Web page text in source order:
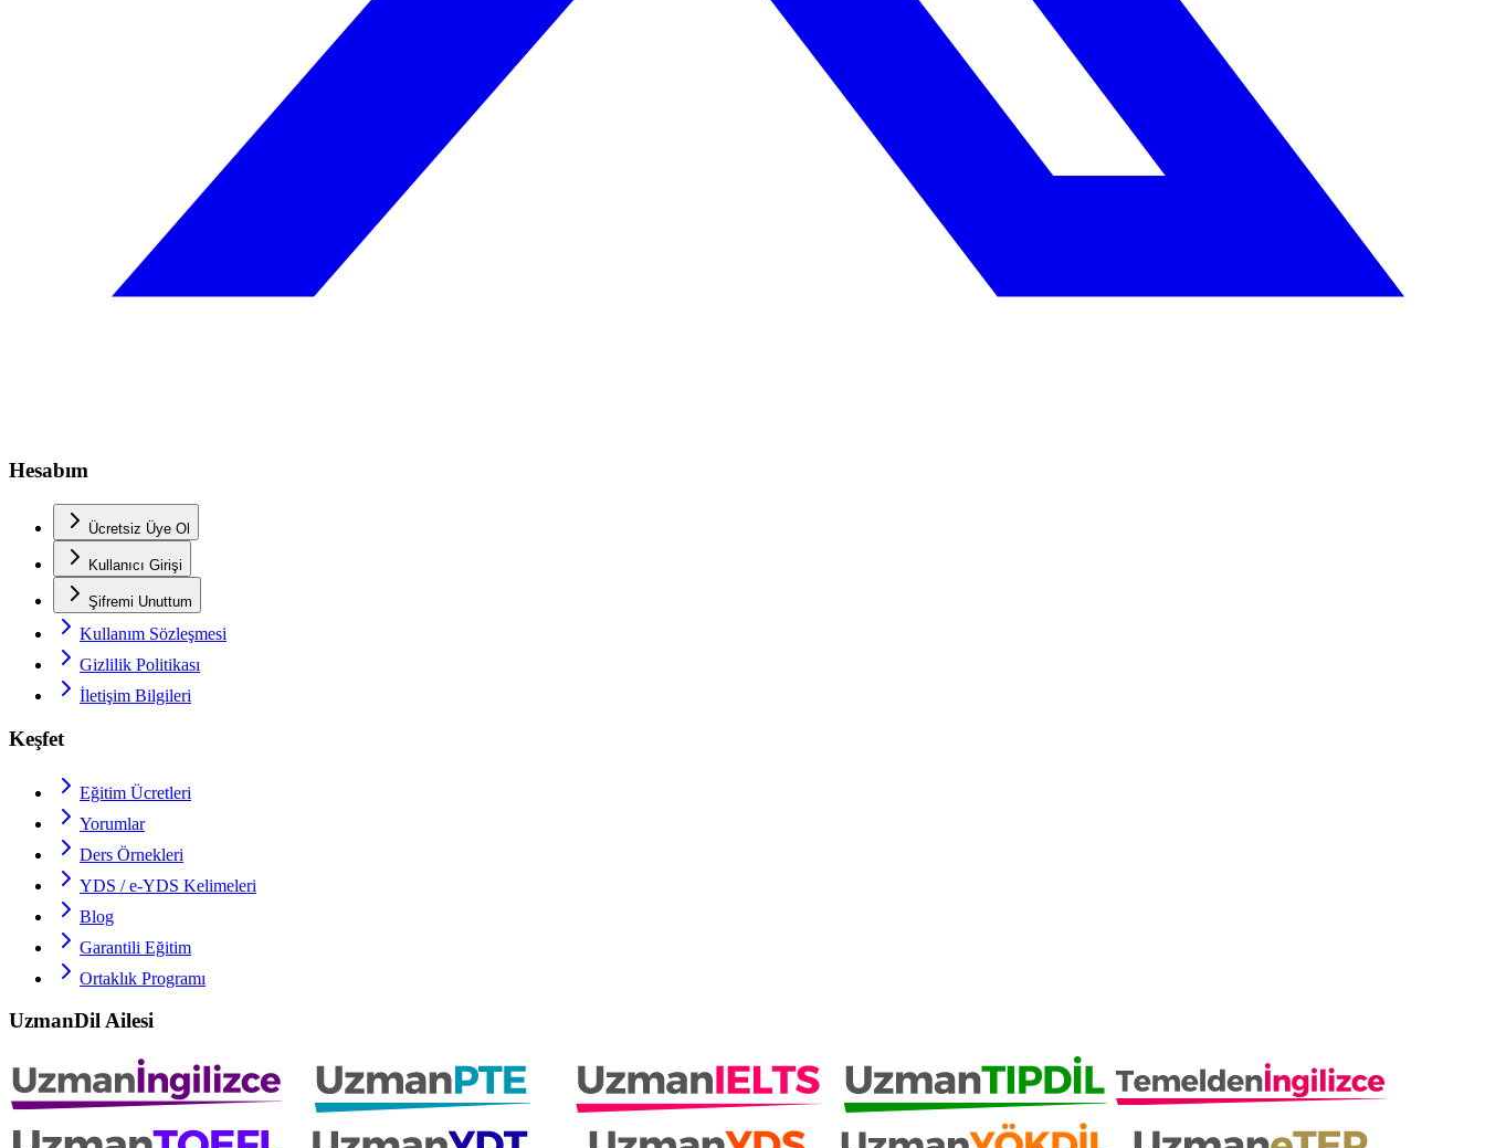
Hesabım
Ücretsiz Üye Ol
Kullanıcı Girişi
Şifremi Unuttum
Kullanım Sözleşmesi
Gizlilik Politikası
İletişim Bilgileri
Keşfet
Eğitim Ücretleri
Yorumlar
Ders Örnekleri
YDS / e-YDS Kelimeleri
Blog
Garantili Eğitim
Ortaklık Programı
UzmanDil Ailesi